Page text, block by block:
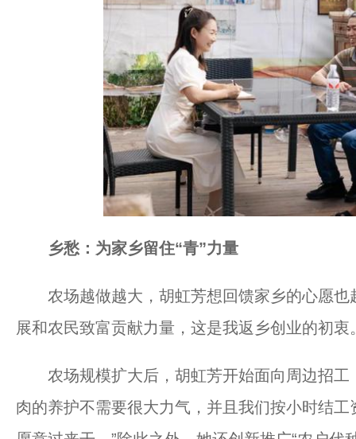
乡愁：为家乡留住“青”力量
农场越做越大，胡虹芳想回馈家乡的心愿也
展和农民致富贡献力量，这是我返乡创业的初衷
农场规模扩大后，胡虹芳开始面向周边招工
肉的养护不需要很大力气，并且我们按小时结